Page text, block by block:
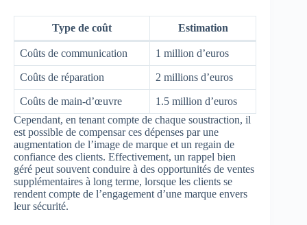
Type de coût Estimation
Coûts de communication 1 million d’euros
Coûts de réparation 2 millions d’euros
Coûts de main-d’œuvre
1.5 million d’euros
Cependant, en tenant compte de chaque soustraction, il
est possible de compensar ces dépenses par une
augmentation de l’image de marque et un regain de
confiance des clients. Effectivement, un rappel bien
géré peut souvent conduire à des opportunités de ventes
supplémentaires à long terme, lorsque les clients se
rendent compte de l’engagement d’une marque envers
leur sécurité.